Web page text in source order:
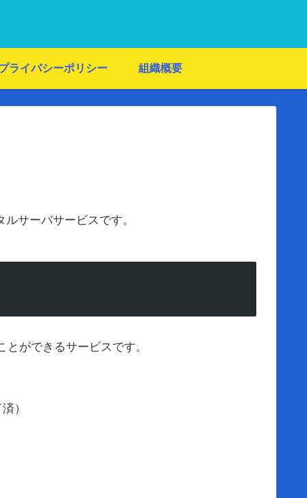
ライバシーポリシー 組織概要
サーバサービスです。
ができるサービスです。
）